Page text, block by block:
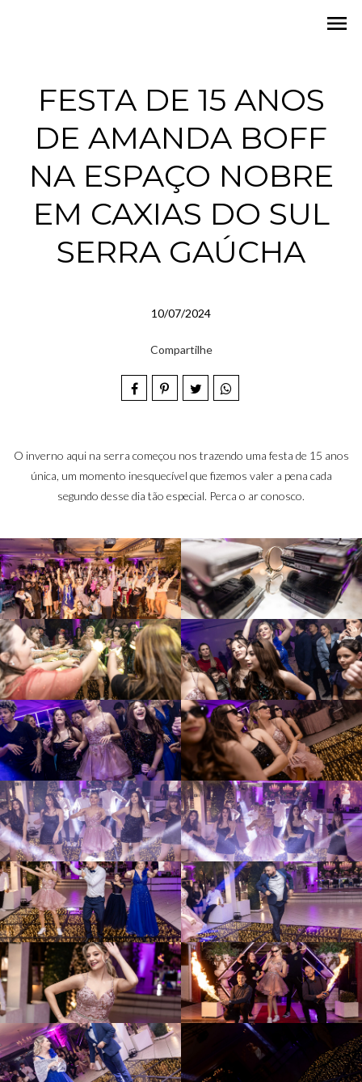
menu
FESTA DE 15 ANOS
DE AMANDA BOFF
NA ESPAÇO NOBRE
EM CAXIAS DO SUL
SERRA GAÚCHA
10/07/2024
Compartilhe
O inverno aqui na serra começou nos trazendo uma festa de 15 anos
única, um momento inesquecível que fizemos valer a pena cada
segundo desse dia tão especial. Perca o ar conosco.